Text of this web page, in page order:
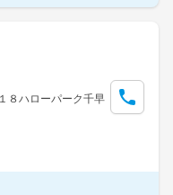
８ハローパーク千早